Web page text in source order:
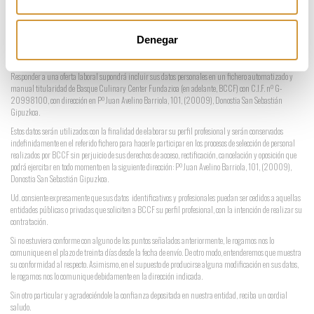
Denegar
Responder a una oferta laboral supondrá incluir sus datos personales en un fichero automatizado y
manual titularidad de Basque Culinary Center Fundazioa (en adelante, BCCF) con C.I.F. nº G-
20998100, con dirección en Pº Juan Avelino Barriola, 101, (20009), Donostia San Sebastián
Gipuzkoa.
Estos datos serán utilizados con la finalidad de elaborar su perfil profesional y serán conservados
indefinidamente en el referido fichero para hacerle participar en los procesos de selección de personal
realizados por BCCF sin perjuicio de sus derechos de acceso, rectificación, cancelación y oposición que
podrá ejercitar en todo momento en la siguiente dirección: Pº Juan Avelino Barriola, 101, (20009),
Donostia San Sebastián Gipuzkoa.
Ud. consiente expresamente que sus datos identificativos y profesionales puedan ser cedidos a aquellas
entidades públicas o privadas que soliciten a BCCF su perfil profesional, con la intención de realizar su
contratación.
Si no estuviera conforme con alguno de los puntos señalados anteriormente, le rogamos nos lo
comunique en el plazo de treinta días desde la fecha de envío. De otro modo, entenderemos que muestra
su conformidad al respecto. Asimismo, en el supuesto de producirse alguna modificación en sus datos,
le rogamos nos lo comunique debidamente en la dirección indicada.
Sin otro particular y agradeciéndole la confianza depositada en nuestra entidad, reciba un cordial
saludo.